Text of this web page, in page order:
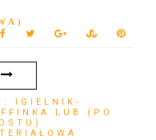
IGIELNIK-
LUB (PO